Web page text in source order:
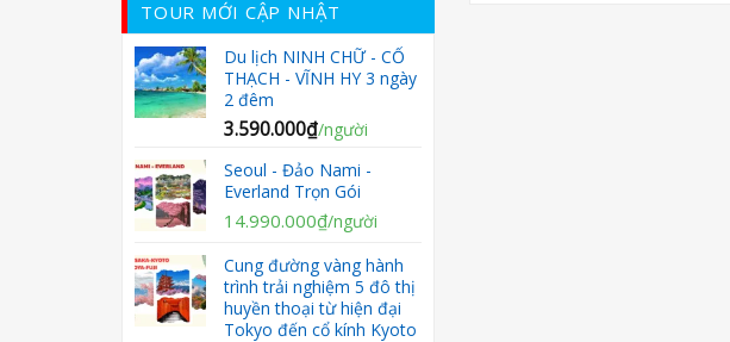
TOUR MỚI CẬP NHẬT
Du lịch NINH CHỮ - CỔ
THẠCH - VĨNH HY 3 ngày
2 đêm
3.590.000₫/người
Seoul - Đảo Nami -
Everland Trọn Gói
Giá
là:
17.990.000₫.
14.990.000₫Giá
tại
là:
14.990.000₫.
/người
Cung đường vàng hành
trình trải nghiệm 5 đô thị
huyền thoại từ hiện đại
Tokyo đến cổ kính Kyoto